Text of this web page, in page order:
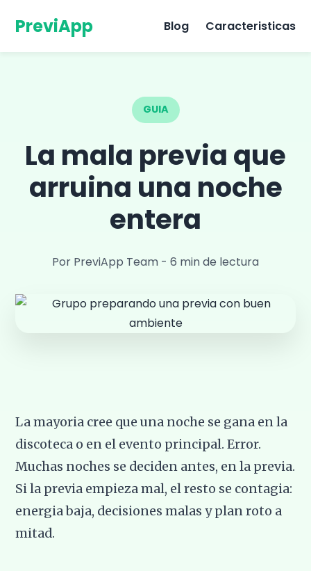
PreviApp Blog Caracteristicas
GUIA
La mala previa que
arruina una noche
entera
Por PreviApp Team - 6 min de lectura
La mayoria cree que una noche se gana en la
discoteca o en el evento principal. Error.
Muchas noches se deciden antes, en la previa.
Si la previa empieza mal, el resto se contagia:
energia baja, decisiones malas y plan roto a
mitad.